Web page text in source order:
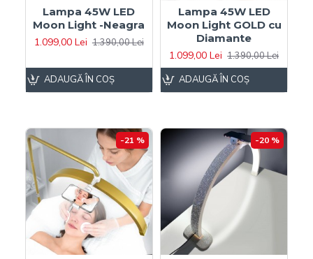
Lampa 45W LED
Moon Light -Neagra
1.099,00 Lei 1.390,00 Lei
ADAUGĂ ÎN COŞ
Lampa 45W LED
Moon Light GOLD cu
Diamante
1.099,00 Lei 1.390,00 Lei
ADAUGĂ ÎN COŞ
-21 % -20 %